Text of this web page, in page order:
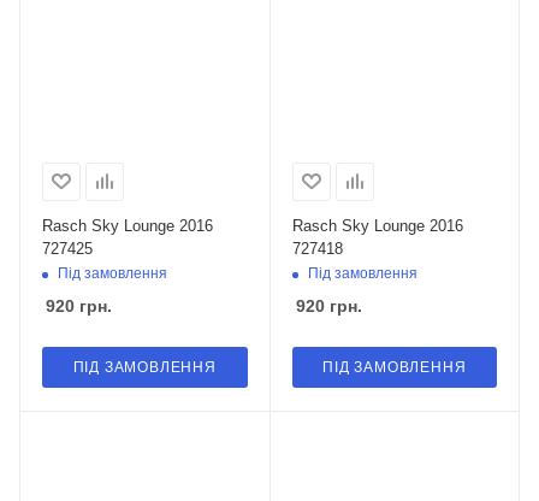
Rasch Sky Lounge 2016
727425
Під замовлення
920 грн.
ПІД ЗАМОВЛЕННЯ
Rasch Sky Lounge 2016
727418
Під замовлення
920грн.
ПІД ЗАМОВЛЕННЯ